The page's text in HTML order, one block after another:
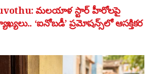
మలయాళ స్టార్ హీరోలపై
‘ఐనోబడీ’ ప్రమోషన్స్‌లో ఆసక్తికర